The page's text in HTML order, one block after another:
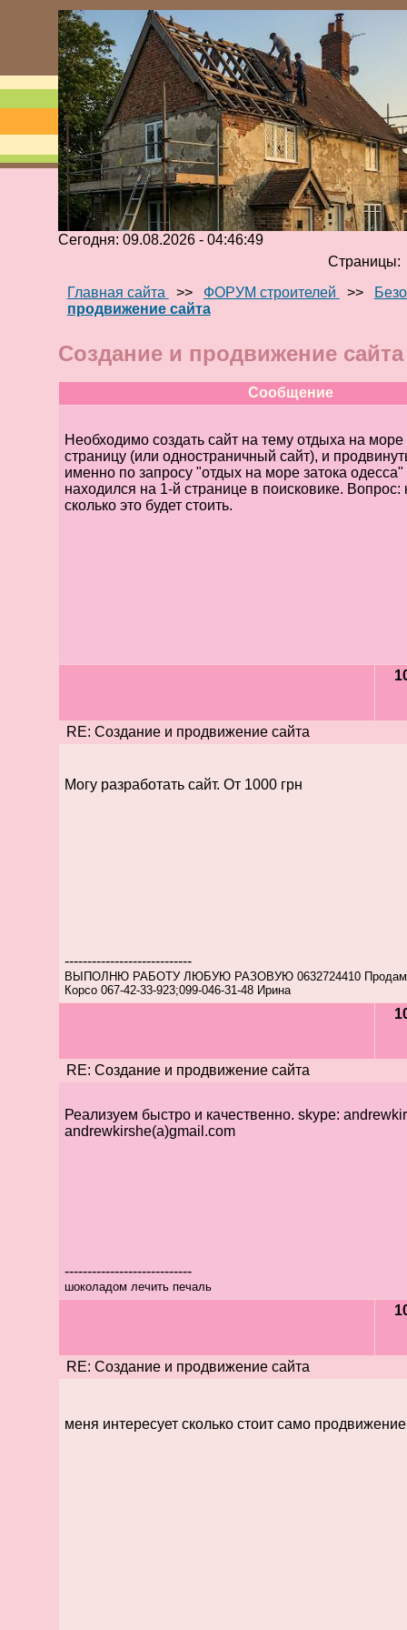
Сегодня: 09.08.2026 - 04:46:49
Страницы:
Главная сайта
>> ФОРУМ строителей >>
продвижение сайта
Создание и продвижение сайта
Сообщение
Необходимо создать сайт на тему отдыха на
страницу (или одностраничный сайт), и
именно по запросу "отдых на море затока
находился на 1-й странице в поисковике. Вопрос:
сколько это будет стоить.
RE: Создание и продвижение сайта
Могу разработать сайт. От 1000 грн
----------------------------
ВЫПОЛНЮ РАБОТУ ЛЮБУЮ РАЗОВУЮ 0632724410 Продам
Корсо 067-42-33-923;099-046-31-48 Ирина
RE: Создание и продвижение сайта
Реализуем быстро и качественно. skype:
andrewkirshe(a)gmail.com
----------------------------
шоколадом лечить печаль
RE: Создание и продвижение сайта
меня интересует сколько стоит само